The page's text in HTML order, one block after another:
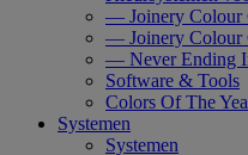
— Joinery Colour
— Joinery Colour
— Never Ending
Software & Tools
Colors Of The
Systemen
Systemen